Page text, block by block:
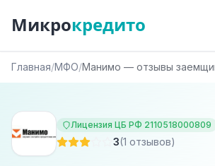
Микрокредито
Главная/МФО/Манимо — отзывы
Лицензия ЦБ РФ 2110518000809
3(1 отзывов)